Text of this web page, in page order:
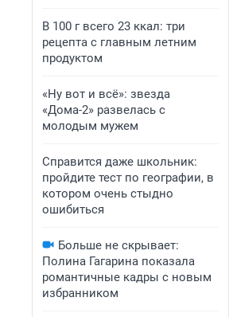
В 100 г всего 23 ккал: три
рецепта с главным летним
продуктом
«Ну вот и всё»: звезда
«Дома-2» развелась с
молодым мужем
Справится даже школьник:
пройдите тест по географии, в
котором очень стыдно
ошибиться
Больше не скрывает:
Полина Гагарина показала
романтичные кадры с новым
избранником